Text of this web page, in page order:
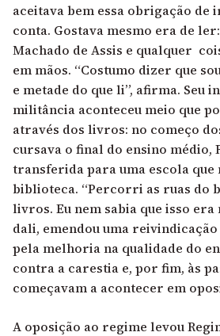
aceitava bem essa obrigação de
conta. Gostava mesmo era de
Machado de Assis e qualquer
em mãos. “Costumo dizer que
e metade do que li”, afirma. Seu
militância aconteceu meio que
através dos livros: no começo
cursava o final do ensino médio,
transferida para uma escola que
biblioteca. “Percorri as ruas do
livros. Eu nem sabia que isso
dali, emendou uma
pela melhoria na qualidade do
contra a carestia e, por fim, às
começavam a acontecer em
A oposição ao regime levou